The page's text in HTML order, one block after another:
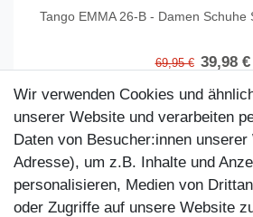
Tango EMMA 26-B - Damen Schuhe
69,95 € 39,98 €
Artikel anzeigen
Wir verwenden Cookies und
unserer Website und verarbeiten
Daten von Besucher:innen
Adresse), um z.B. Inhalte und
personalisieren, Medien von
oder Zugriffe auf unsere Website